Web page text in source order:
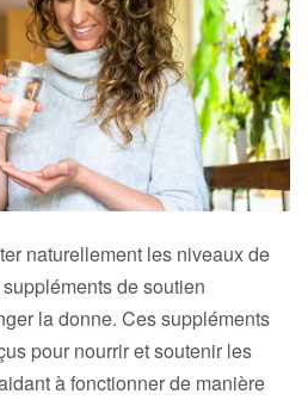
naturellement les niveaux de
de soutien
la donne. Ces suppléments
pour nourrir et soutenir les
à fonctionner de manière